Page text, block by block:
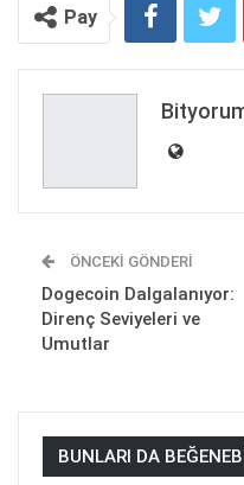
Pay
ÖNCEKI GÖNDERI
Dogecoin Dalgalanıyor:
Direnç Seviyeleri ve
Umutlar
BUNLARI DA